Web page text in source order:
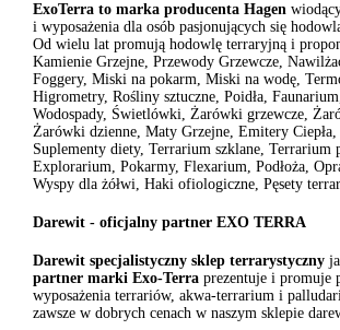
ExoTerra to marka producenta Hagen
i wyposażenia dla osób pasjonujących się
Od wielu lat promują hodowlę terraryjną i
Kamienie Grzejne, Przewody Grzewcze,
Foggery, Miski na pokarm, Miski na wodę,
Higrometry, Rośliny sztuczne, Poidła,
Wodospady, Świetlówki, Żarówki grzewcze,
Żarówki dzienne, Maty Grzejne, Emitery Ciepła,
Suplementy diety, Terrarium szklane, Terrarium
Explorarium, Pokarmy, Flexarium, Podłoża,
Wyspy dla żółwi, Haki ofiologiczne, Pęsety
Darewit - oficjalny partner EXO TERRA
Darewit specjalistyczny sklep terrarystyczny
partner marki Exo-Terra prezentuje i promuje
wyposażenia terrariów, akwa-terrarium i
zawsze w dobrych cenach w naszym sklepie